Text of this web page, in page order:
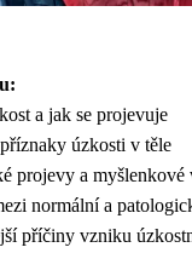
a jak se projevuje
úzkosti v těle
projevy a myšlenkové
normální a
příčiny vzniku